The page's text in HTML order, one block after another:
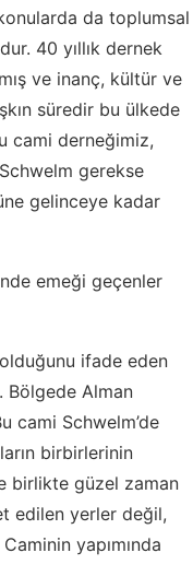
da toplumsal
40 yıllık dernek
ve inanç, kültür ve
süredir bu ülkede
cami derneğimiz,
gerekse
gelinceye kadar
emeği geçenler
ifade eden
Bölgede Alman
cami Schwelm’de
birbirlerinin
birlikte güzel zaman
edilen yerler değil,
yapımında